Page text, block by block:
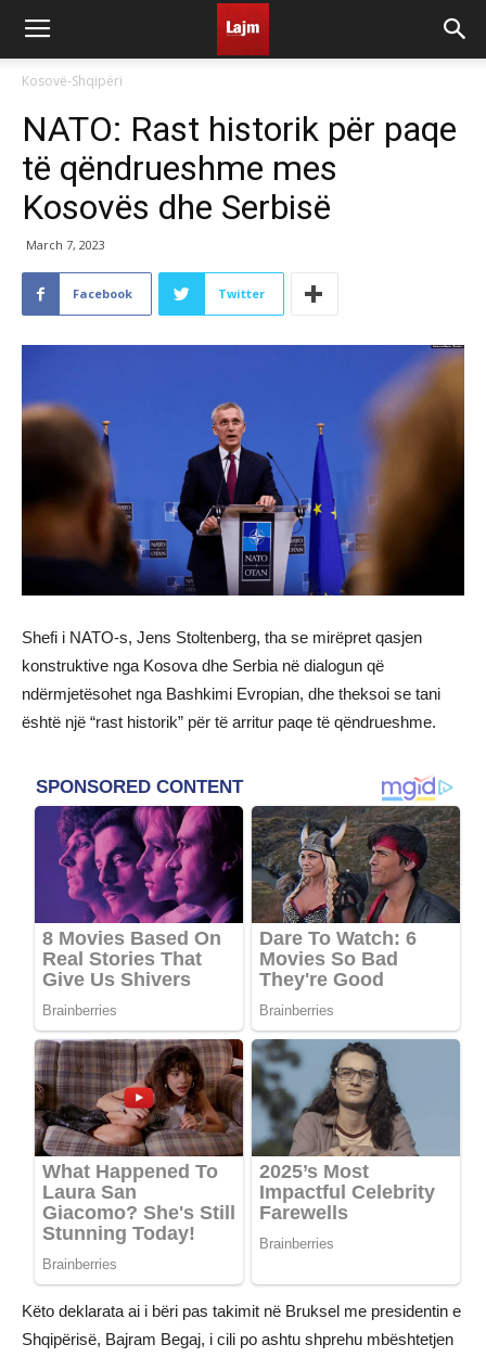
Kosovë-Shqipëri
NATO: Rast historik për paqe
të qëndrueshme mes
Kosovës dhe Serbisë
March 7, 2023
Facebook Twitter
Shefi i NATO-s, Jens Stoltenberg, tha se mirëpret qasjen
konstruktive nga Kosova dhe Serbia në dialogun që
ndërmjetësohet nga Bashkimi Evropian, dhe theksoi se tani
është një “rast historik” për të arritur paqe të qëndrueshme.
Këto deklarata ai i bëri pas takimit në Bruksel me presidentin e
Shqipërisë, Bajram Begaj, i cili po ashtu shprehu mbështetjen